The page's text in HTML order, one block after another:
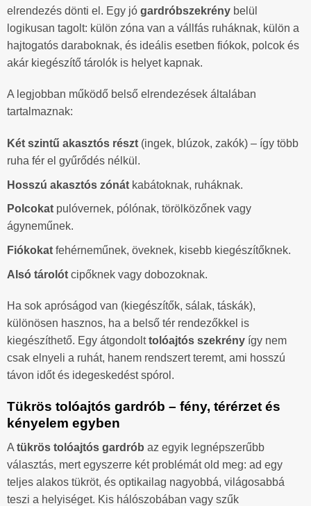
elrendezés dönti el. Egy jó gardróbszekrény belül
logikusan tagolt: külön zóna van a vállfás ruháknak, külön a
hajtogatós daraboknak, és ideális esetben fiókok, polcok és
akár kiegészítő tárolók is helyet kapnak.
A legjobban működő belső elrendezések általában
tartalmaznak:
Két szintű akasztós részt (ingek, blúzok, zakók) – így több
ruha fér el gyűrődés nélkül.
Hosszú akasztós zónát kabátoknak, ruháknak.
Polcokat pulóvernek, pólónak, törölközőnek vagy
ágyneműnek.
Fiókokat fehérneműnek, öveknek, kisebb kiegészítőknek.
Alsó tárolót cipőknek vagy dobozoknak.
Ha sok apróságod van (kiegészítők, sálak, táskák),
különösen hasznos, ha a belső tér rendezőkkel is
kiegészíthető. Egy átgondolttolóajtós szekrény így nem
csak elnyeli a ruhát, hanem rendszert teremt, ami hosszú
távon időt és idegeskedést spórol.
Tükrös tolóajtós gardrób – fény, térérzet és
kényelem egyben
A tükrös tolóajtós gardrób az egyik legnépszerűbb
választás, mert egyszerre két problémát old meg: ad egy
teljes alakos tükröt, és optikailag nagyobbá, világosabbá
teszi a helyiséget. Kis hálószobában vagy szűk